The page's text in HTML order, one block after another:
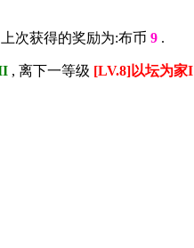
上次获得的奖励为:布币 9 .
, 离下一等级 [LV.8]以坛为家I